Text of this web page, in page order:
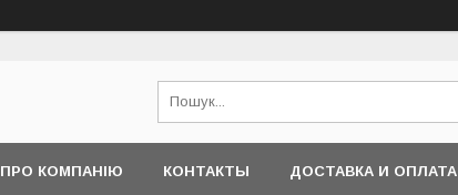
ПРО КОМПАНІЮ КОНТАКТЫ ДОСТАВКА И ОПЛАТА